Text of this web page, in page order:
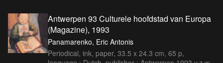
Antwerpen 93 Culturele hoofdstad van Europa
(Magazine), 1993
Panamarenko, Eric Antonis
Periodical, ink, paper, 33.5 x 24.3 cm, 65 p,